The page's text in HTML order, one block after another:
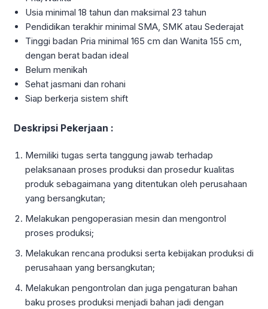
Usia minimal 18 tahun dan maksimal 23 tahun
Pendidikan terakhir minimal SMA, SMK atau Sederajat
Tinggi badan Pria minimal 165 cm dan Wanita 155 cm,
dengan berat badan ideal
Belum menikah
Sehat jasmani dan rohani
Siap berkerja sistem shift
Deskripsi Pekerjaan :
Memiliki tugas serta tanggung jawab terhadap
pelaksanaan proses produksi dan prosedur kualitas
produk sebagaimana yang ditentukan oleh perusahaan
yang bersangkutan;
Melakukan pengoperasian mesin dan mengontrol
proses produksi;
Melakukan rencana produksi serta kebijakan produksi di
perusahaan yang bersangkutan;
Melakukan pengontrolan dan juga pengaturan bahan
baku proses produksi menjadi bahan jadi dengan